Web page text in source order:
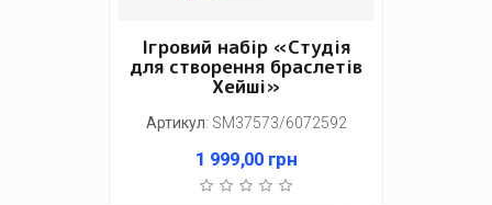
Ігровий набір «Студія
для створення браслетів
Хейші»
Артикул: SM37573/6072592
1 999,00 грн